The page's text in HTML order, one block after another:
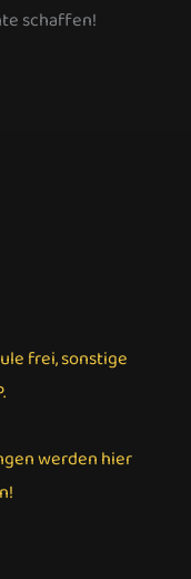
schaffen!
frei, sonstige
werden hier